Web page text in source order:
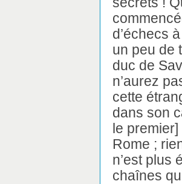
d’échecs
un peu de
duc de
n’aurez
cette
dans son
le
Rome ;
n’est plus
chaînes